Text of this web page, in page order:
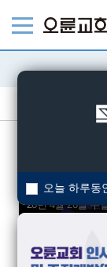
26년 4월 26일 주
오늘 하루동